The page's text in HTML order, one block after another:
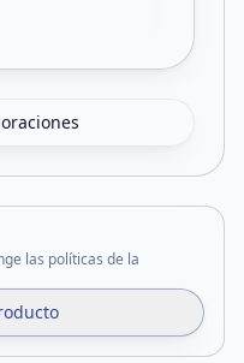
las políticas de la